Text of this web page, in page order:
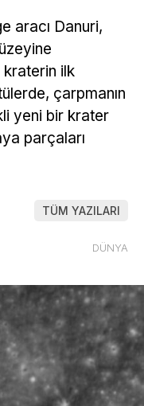
aracı Danuri,
kraterin ilk
çarpmanın
yeni bir krater
parçaları
TÜM YAZILARI
DÜNYA